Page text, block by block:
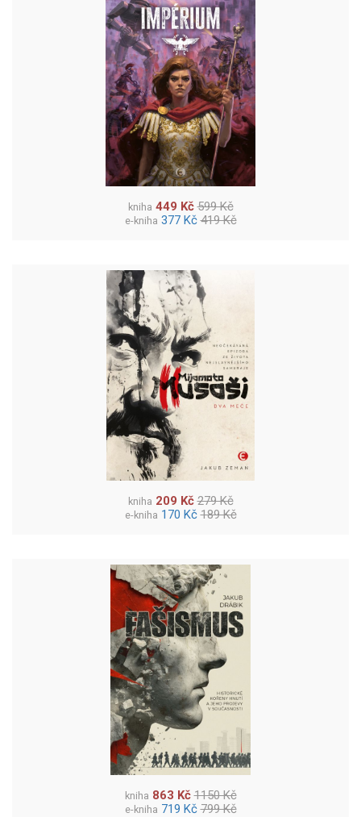
kniha 449 Kč 599 Kč
e-kniha 377 Kč 419 Kč
kniha 209 Kč 279 Kč
e-kniha 170 Kč 189 Kč
kniha 863 Kč 1150 Kč
e-kniha 719 Kč 799 Kč